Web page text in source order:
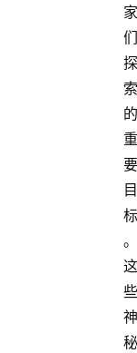
家
们
探
索
的
重
要
目
标
。
这
些
神
秘